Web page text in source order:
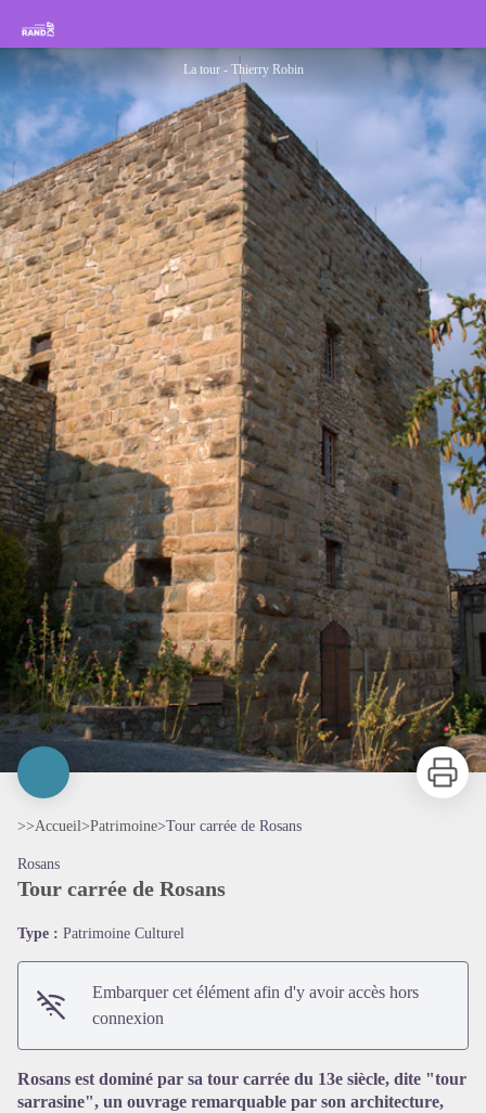
Rando Sisteron Buëch Baronnies Provençales
La tour - Thierry Robin
Imprimer
>>Accueil>Patrimoine>Tour carrée de Rosans
Rosans
Tour carrée de Rosans
Type : Patrimoine Culturel
Embarquer cet élément afin d'y avoir accès hors
connexion
Rosans est dominé par sa tour carrée du 13e siècle, dite "tour
sarrasine", un ouvrage remarquable par son architecture,